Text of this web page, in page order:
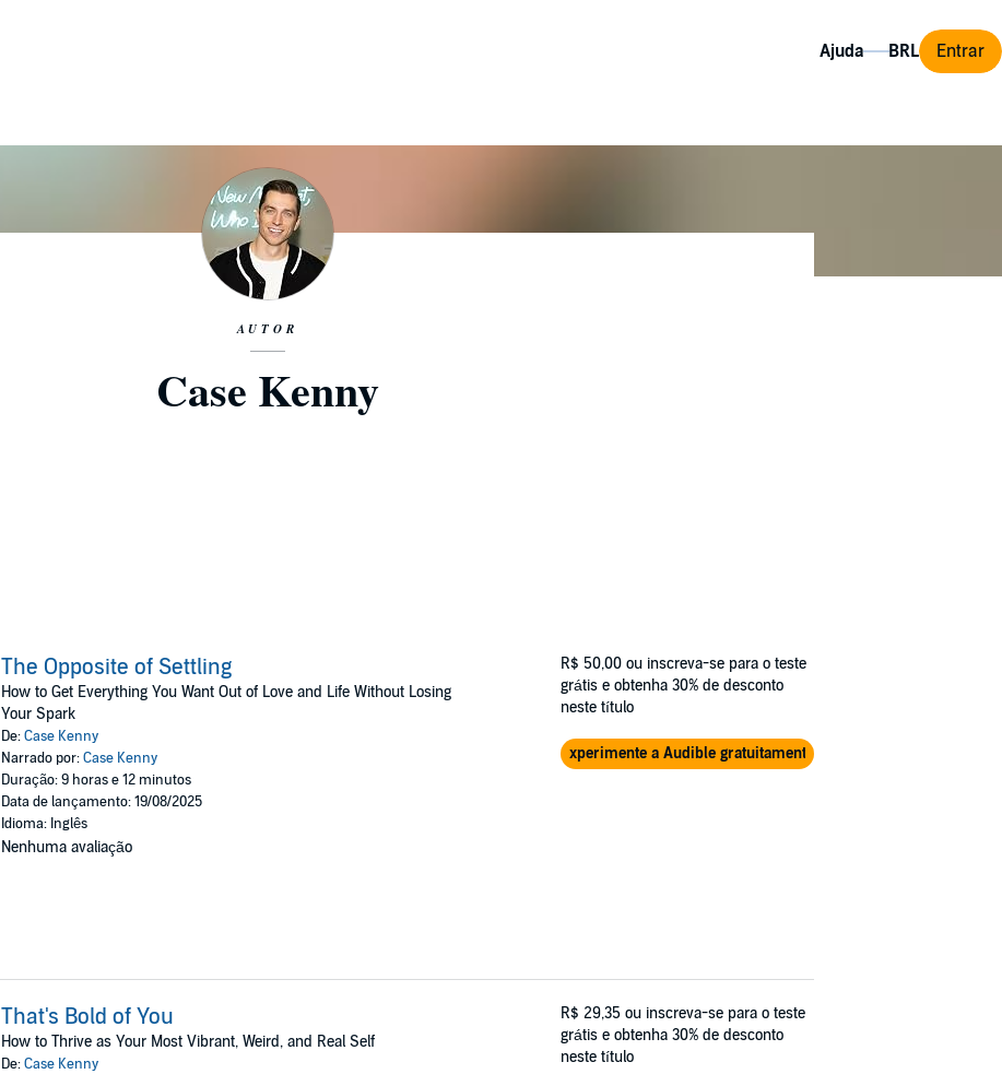
Ajuda Entrar
AUTOR
Case Kenny
The Opposite of Settling
How to Get Everything You Want Out of Love and Life Without Losing
Your Spark
De:Case Kenny
Narrado por:Case Kenny
Duração: 9 horas e 12 minutos
Data de lançamento: 19/08/2025
Idioma: Inglês
Nenhuma avaliação
R$ 50,00 ou inscreva-se para o teste
grátis e obtenha 30% de desconto
neste título
Experimente a Audible gratuitamente
That's Bold of You
How to Thrive as Your Most Vibrant, Weird, and Real Self
De:Case Kenny
R$ 29,35 ou inscreva-se para o teste
grátis e obtenha 30% de desconto
neste título